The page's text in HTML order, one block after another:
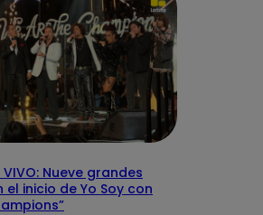
VIVO: Nueve grandes
inicio de Yo Soy con